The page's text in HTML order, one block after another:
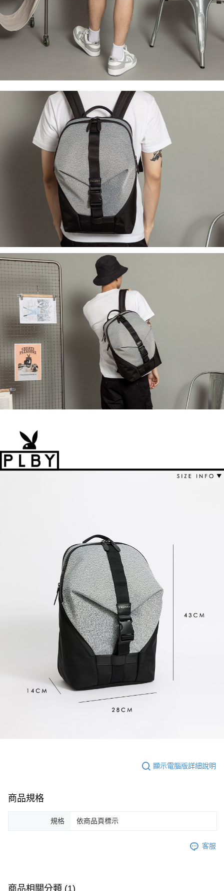
顯示電腦版詳細說明
商品規格
規格 依商品頁標示
客服
商品相關分類 (1)